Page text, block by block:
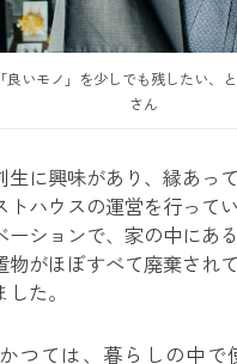
良いモノ」を少しでも残したい、
さん
生に興味があり、縁あっ
トハウスの運営を行って
ーションで、家の中にあ
物がほぼすべて廃棄され
た。
かつては、暮らしの中で